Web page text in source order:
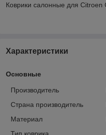
Коврики салонные для Citroen
Характеристики
Основные
Производитель
Страна производитель
Материал
Тип коврика